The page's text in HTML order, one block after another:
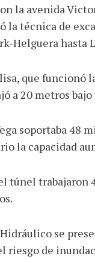
la avenida
la técnica de
Helguera hasta
que funcionó
a 20 metros
soportaba
la capacidad
túnel trabajaron
se
riesgo de